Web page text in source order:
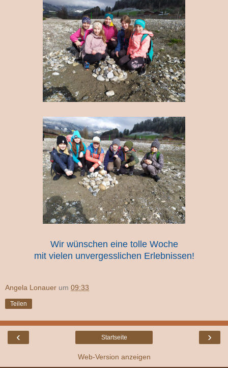
Wir wünschen eine tolle Woche
mit vielen unvergesslichen Erlebnissen!
Angela Lonauer um 09:33
Teilen
‹ ›
Startseite
Web-Version anzeigen